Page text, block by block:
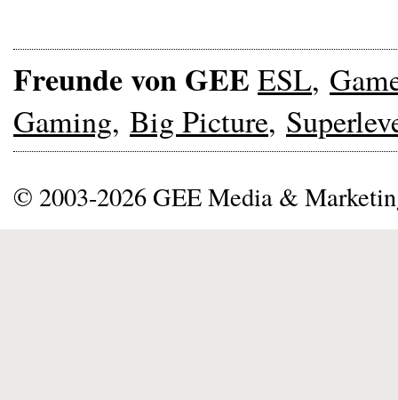
Freunde von GEE ESL,
Gaming, Big Picture,
© 2003-2026 GEE Media &